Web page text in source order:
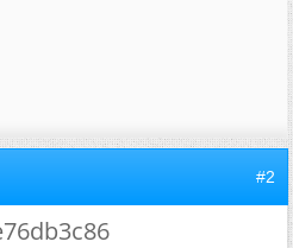
#2